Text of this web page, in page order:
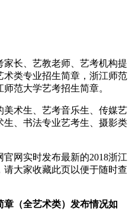
长、艺教老师、艺考机构提
术类专业招生简章，浙江师范
范大学艺考招生简章。
美术生、艺考音乐生、传媒艺
、书法专业艺考生、摄影类
网实时发布最新的2018浙江
大家收藏此页以便于随时查
章（全艺术类）发布情况如